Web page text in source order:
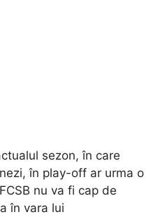
sezon, în care
în play-off ar urma o
nu va fi cap de
în vara lui